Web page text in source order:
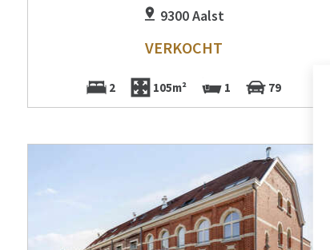
9300 Aalst
VERKOCHT
2 105m² 1 79